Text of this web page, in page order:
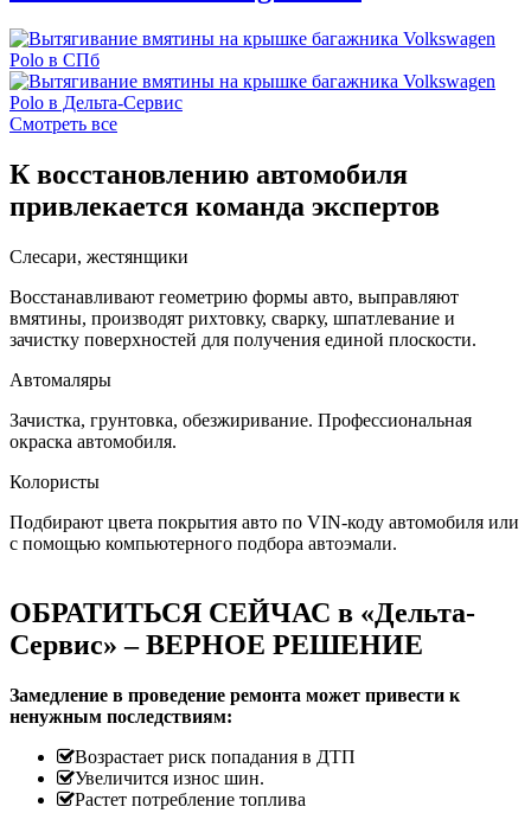
Смотреть все
К восстановлению автомобиля
привлекается команда экспертов
Слесари, жестянщики
Восстанавливают геометрию формы авто, выправляют
вмятины, производят рихтовку, сварку, шпатлевание и
зачистку поверхностей для получения единой плоскости.
Автомаляры
Зачистка, грунтовка, обезжиривание. Профессиональная
окраска автомобиля.
Колористы
Подбирают цвета покрытия авто по VIN-коду автомобиля или
с помощью компьютерного подбора автоэмали.
ОБРАТИТЬСЯ СЕЙЧАС в «Дельта-
Сервис» – ВЕРНОЕ РЕШЕНИЕ
Замедление в проведение ремонта может привести к
ненужным последствиям:
Возрастает риск попадания в ДТП
Увеличится износ шин.
Растет потребление топлива